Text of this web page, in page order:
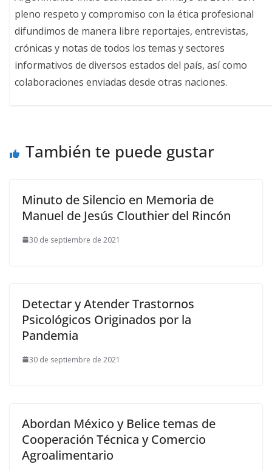
pleno respeto y compromiso con la ética profesional
difundimos de manera libre reportajes, entrevistas,
crónicas y notas de todos los temas y sectores
informativos de diversos estados del país, así como
colaboraciones enviadas desde otras naciones.
También te puede gustar
Minuto de Silencio en Memoria de
Manuel de Jesús Clouthier del Rincón
30 de septiembre de 2021
Detectar y Atender Trastornos
Psicológicos Originados por la
Pandemia
30 de septiembre de 2021
Abordan México y Belice temas de
Cooperación Técnica y Comercio
Agroalimentario